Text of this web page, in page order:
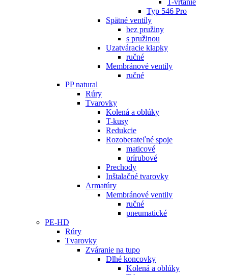
T-vŕtanie
Typ 546 Pro
Spätné ventily
bez pružiny
s pružinou
Uzatváracie klapky
ručné
Membránové ventily
ručné
PP natural
Rúry
Tvarovky
Kolená a oblúky
T-kusy
Redukcie
Rozoberateľné spoje
maticové
prírubové
Prechody
Inštalačné tvarovky
Armatúry
Membránové ventily
ručné
pneumatické
PE-HD
Rúry
Tvarovky
Zváranie na tupo
Dlhé koncovky
Kolená a oblúky